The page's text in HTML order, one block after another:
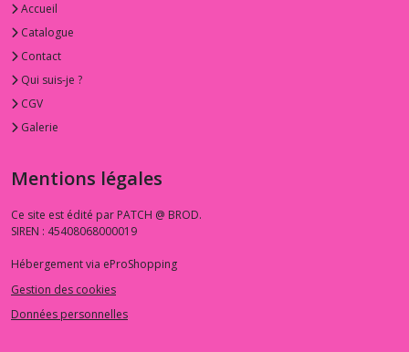
Accueil
Catalogue
Contact
Qui suis-je ?
CGV
Galerie
Mentions légales
Ce site est édité par PATCH @ BROD.
SIREN : 45408068000019
Hébergement via eProShopping
Gestion des cookies
Données personnelles